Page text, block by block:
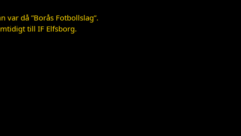
då ”Borås Fotbollslag”.
till IF Elfsborg.